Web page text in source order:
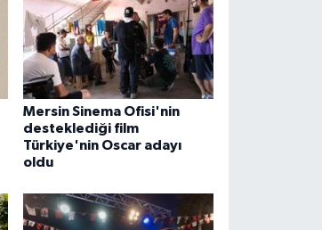
Mersin Sinema Ofisi'nin
desteklediği film
Türkiye'nin Oscar adayı
oldu